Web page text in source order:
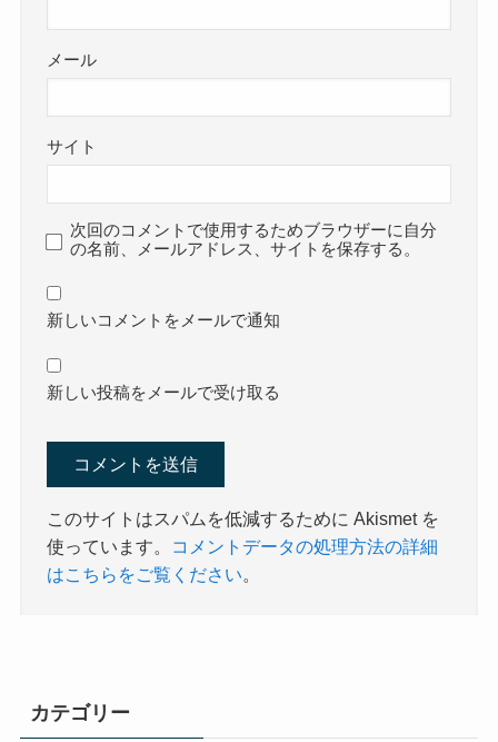
メール
サイト
次回のコメントで使用するためブラウザーに自分
の名前、メールアドレス、サイトを保存する。
新しいコメントをメールで通知
新しい投稿をメールで受け取る
このサイトはスパムを低減するために Akismet を
使っています。
コメントデータの処理方法の詳細
はこちらをご覧ください。
カテゴリー